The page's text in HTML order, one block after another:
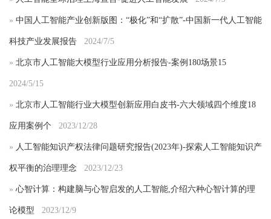
» 中国人工智能产业创新版图：“极化”和“扩散”-中国新一代人工智能
科技产业发展报告 2024/7/5
» 北京市人工智能大模型行业应用分析报告-案例180场景15
2024/5/15
» 北京市人工智能行业大模型创新应用白皮书-六大领域四个维度18
应用案例个 2023/12/28
» 人工智能知识产权法律问题研究报告(2023年)-探索人工智能知识产
权平衡的治理理念 2023/12/23
» 心智计算：构建脑与心智启发的人工智能,介绍六种心智计算的理
论模型 2023/12/9